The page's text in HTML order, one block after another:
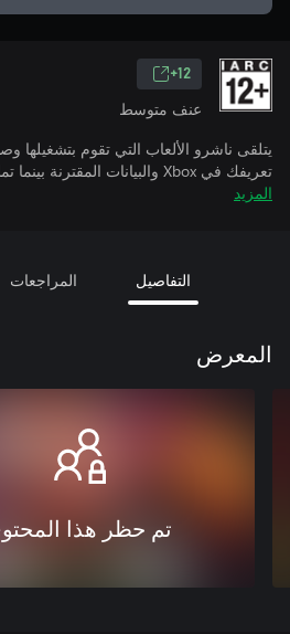
12+
عنف متوسط
يتلقى ناشرو الألعاب التي تقوم بتشغيلها
تعريفك في Xbox والبيانات المقترنة بينما تمارس الألعاب.
المزيد
التفاصيل المراجعات
المعرض
تم حظر هذا